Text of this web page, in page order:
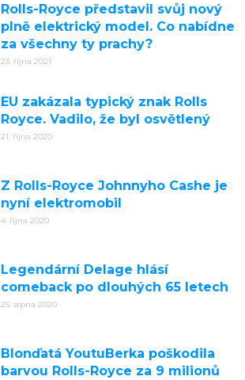
Rolls-Royce představil svůj nový
plně elektrický model. Co nabídne
za všechny ty prachy?
23. října 2021
EU zakázala typický znak Rolls
Royce. Vadilo, že byl osvětlený
21. října 2020
Z Rolls-Royce Johnnyho Cashe je
nyní elektromobil
4. října 2020
Legendární Delage hlásí
comeback po dlouhých 65 letech
25. srpna 2020
Blonďatá YoutuBerka poškodila
barvou Rolls-Royce za 9 milionů